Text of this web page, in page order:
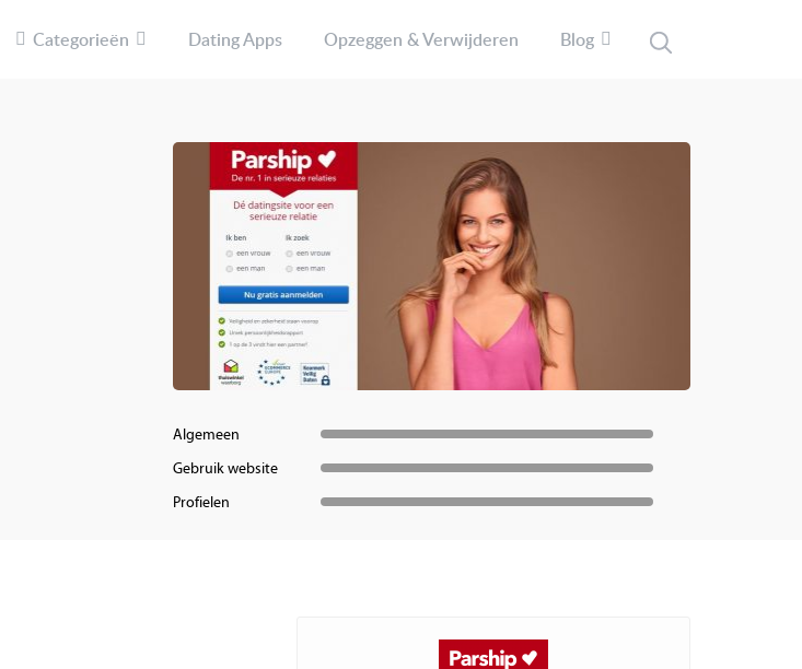
Categorieën Dating Apps Opzeggen & Verwijderen Blog
Algemeen
Gebruik website
Profielen